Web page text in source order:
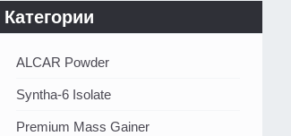
Категории
ALCAR Powder
Syntha-6 Isolate
Premium Mass Gainer